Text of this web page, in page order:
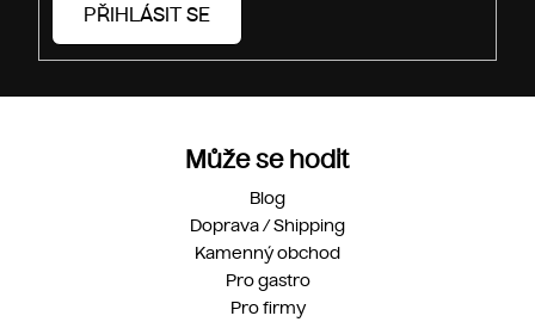
PŘIHLÁSIT SE
Může se hodit
Blog
Doprava / Shipping
Kamenný obchod
Pro gastro
Pro firmy